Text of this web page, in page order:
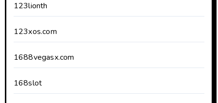
123lionth
123xos.com
1688vegasx.com
168slot